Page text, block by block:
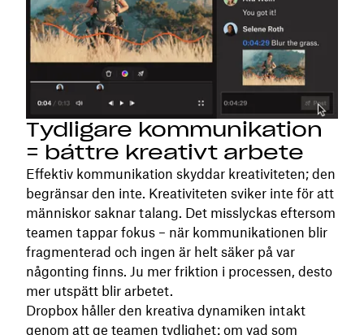
Tydligare kommunikation
= bättre kreativt arbete
Effektiv kommunikation skyddar kreativiteten; den
begränsar den inte. Kreativiteten sviker inte för att
människor saknar talang. Det misslyckas eftersom
teamen tappar fokus – när kommunikationen blir
fragmenterad och ingen är helt säker på var
någonting finns. Ju mer friktion i processen, desto
mer utspätt blir arbetet.
Dropbox håller den kreativa dynamiken intakt
genom att ge teamen tydlighet: om vad som